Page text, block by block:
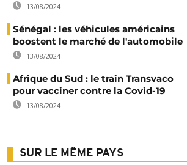
13/08/2024
Sénégal : les véhicules américains
boostent le marché de l'automobile
13/08/2024
Afrique du Sud : le train Transvaco
pour vacciner contre la Covid-19
13/08/2024
SUR LE MÊME PAYS